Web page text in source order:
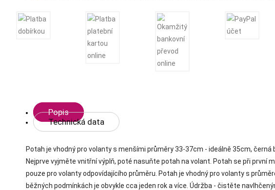
Popis
Technická data
Potah je vhodný pro volanty s menšími průměry 33-37cm - ideálně 35cm,
Nejprve vyjměte vnitřní výplň, poté nasuňte potah na volant. Potah se při první
pouze pro volanty odpovídajícího průměru. Potah je vhodný pro volanty s
běžných podmínkách je obvykle cca jeden rok a více. Údržba - čistěte